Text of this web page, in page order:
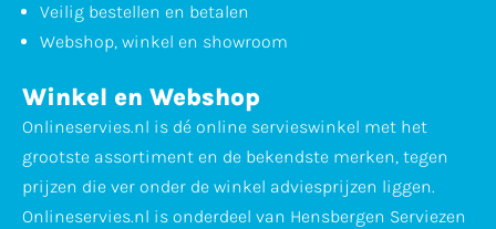
Veilig bestellen en betalen
Webshop, winkel en showroom
Winkel en Webshop
Onlineservies.nl is dé online servieswinkel met het
grootste assortiment en de bekendste merken, tegen
prijzen die ver onder de winkel adviesprijzen liggen.
Onlineservies.nl is onderdeel van Hensbergen Serviezen